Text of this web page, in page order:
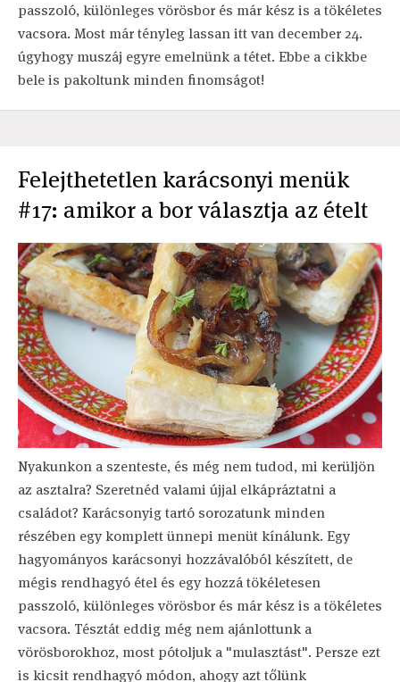
passzoló, különleges vörösbor és már kész is a tökéletes
vacsora. Most már tényleg lassan itt van december 24.
úgyhogy muszáj egyre emelnünk a tétet. Ebbe a cikkbe
bele is pakoltunk minden finomságot!
Felejthetetlen karácsonyi menük
#17: amikor a bor választja az ételt
Nyakunkon a szenteste, és még nem tudod, mi kerüljön
az asztalra? Szeretnéd valami újjal elkápráztatni a
családot? Karácsonyig tartó sorozatunk minden
részében egy komplett ünnepi menüt kínálunk. Egy
hagyományos karácsonyi hozzávalóból készített, de
mégis rendhagyó étel és egy hozzá tökéletesen
passzoló, különleges vörösbor és már kész is a tökéletes
vacsora. Tésztát eddig még nem ajánlottunk a
vörösborokhoz, most pótoljuk a "mulasztást". Persze ezt
is kicsit rendhagyó módon, ahogy azt tőlünk